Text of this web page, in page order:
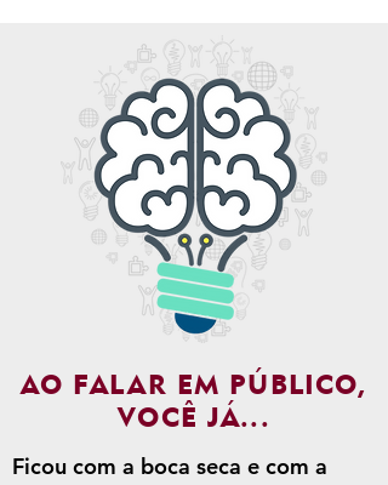
AO FALAR EM PÚBLICO,
VOCÊ JÁ...
Ficou com a boca seca e com a